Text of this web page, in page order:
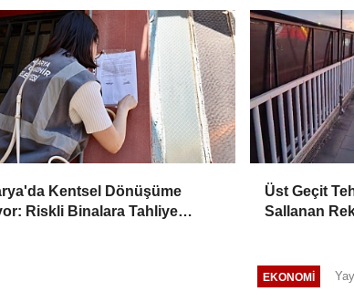
Kentsel Dönüşüme
Riskli Binalara Tahliye
Üst Geçit
Sallanan
EKONOMI